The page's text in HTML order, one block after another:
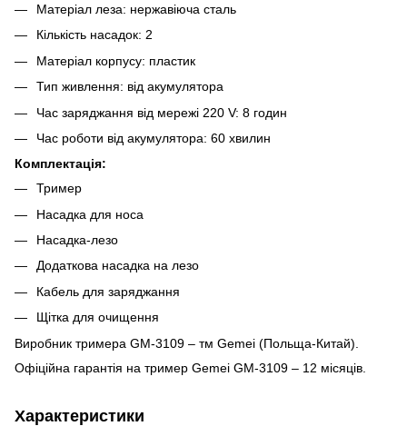
Матеріал леза: нержавіюча сталь
Кількість насадок: 2
Матеріал корпусу: пластик
Тип живлення: від акумулятора
Час заряджання від мережі 220 V: 8 годин
Час роботи від акумулятора: 60 ​​хвилин
Комплектація:
Тример
Насадка для носа
Насадка-лезо
Додаткова насадка на лезо
Кабель для заряджання
Щітка для очищення
Виробник тримера GM-3109 – тм Gemei (Польща-Китай).
Офіційна гарантія на тример Gemei GM-3109 – 12 місяців.
Характеристики